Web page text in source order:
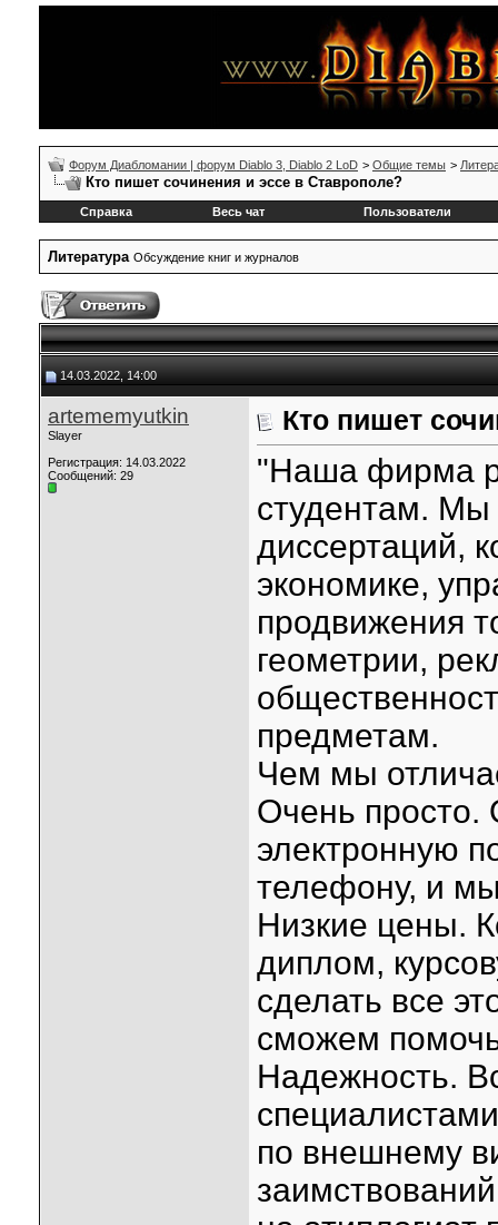
Форум Диабломании | форум Diablo 3, Diablo 2 LoD > Общие темы >
Кто пишет сочинения и эссе в Ставрополе?
Справка Весь чат Пользователи
Литература Обсуждение книг и журналов
14.03.2022, 14:00
artememyutkin
Slayer
Регистрация: 14.03.2022
Сообщений: 29
Кто пишет
"Наша фирма
студентам.
диссертаций,
экономике,
продвижения
геометрии,
предметам.
Чем мы
Очень просто.
электронную
телефону, и
Низкие цены.
диплом,
сделать все
сможем
Надежность.
по внешнему